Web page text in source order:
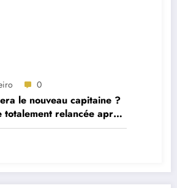
0
le nouveau capitaine ?
totalement relancée après